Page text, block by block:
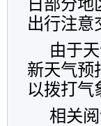
日部分
出行注意
由于
新天气预
以拨打气
相关阅